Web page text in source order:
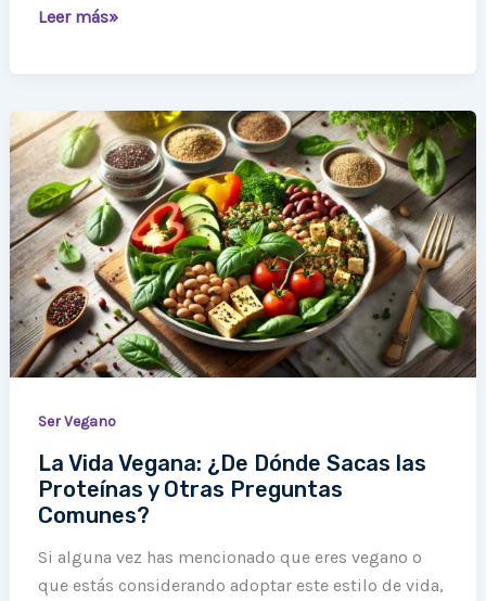
Leer más»
Ser Vegano
La Vida Vegana: ¿De Dónde Sacas las
Proteínas y Otras Preguntas
Comunes?
Si alguna vez has mencionado que eres vegano o
que estás considerando adoptar este estilo de vida,
La
Vida
Vegana:
¿De
Dónde
Sacas
las
Proteínas
y
Otras
Comunes?